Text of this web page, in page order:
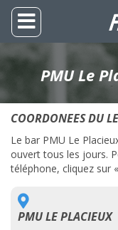
PMU Le
COORDONEES DU
Le bar PMU Le
ouvert tous les jours.
téléphone, cliquez sur
PMU LE PLACIEUX